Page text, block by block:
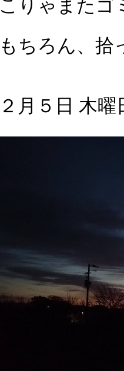
こりゃまたゴ
もちろん、拾
２月５日 木曜